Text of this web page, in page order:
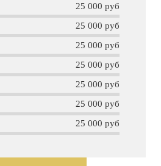
25 000 руб
25 000 руб
25 000 руб
25 000 руб
25 000 руб
25 000 руб
25 000 руб